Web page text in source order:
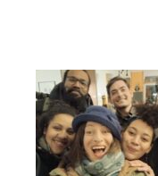
@
CAFÉ